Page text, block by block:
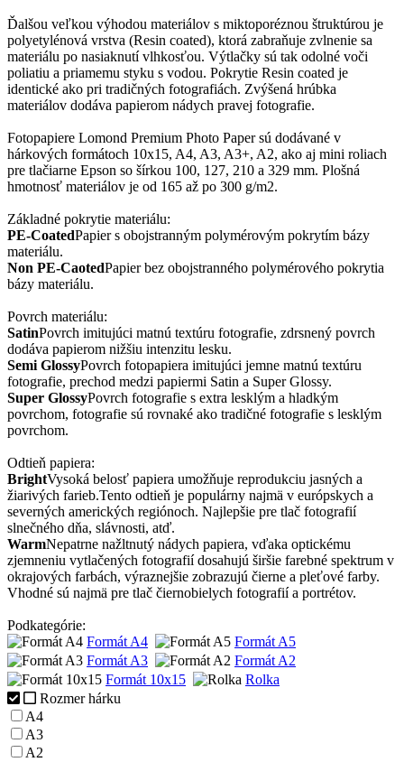
Ďalšou veľkou výhodou materiálov s miktoporéznou štruktúrou je
polyetylénová vrstva (Resin coated), ktorá zabraňuje zvlnenie sa
materiálu po nasiaknutí vlhkosťou. Výtlačky sú tak odolné voči
poliatiu a priamemu styku s vodou. Pokrytie Resin coated je
identické ako pri tradičných fotografiách. Zvýšená hrúbka
materiálov dodáva papierom nádych pravej fotografie.
Fotopapiere Lomond Premium Photo Paper sú dodávané v
hárkových formátoch 10x15, A4, A3, A3+, A2, ako aj mini roliach
pre tlačiarne Epson so šírkou 100, 127, 210 a 329 mm. Plošná
hmotnosť materiálov je od 165 až po 300 g/m2.
Základné pokrytie materiálu:
PE-CoatedPapier s obojstranným polymérovým pokrytím bázy
materiálu.
Non PE-CaotedPapier bez obojstranného polymérového pokrytia
bázy materiálu.
Povrch materiálu:
SatinPovrch imitujúci matnú textúru fotografie, zdrsnený povrch
dodáva papierom nižšiu intenzitu lesku.
Semi GlossyPovrch fotopapiera imitujúci jemne matnú textúru
fotografie, prechod medzi papiermi Satin a Super Glossy.
Super GlossyPovrch fotografie s extra lesklým a hladkým
povrchom, fotografie sú rovnaké ako tradičné fotografie s lesklým
povrchom.
Odtieň papiera:
BrightVysoká belosť papiera umožňuje reprodukciu jasných a
žiarivých farieb.Tento odtieň je populárny najmä v európskych a
severných amerických regiónoch. Najlepšie pre tlač fotografií
slnečného dňa, slávnosti, atď.
WarmNepatrne nažltnutý nádych papiera, vďaka optickému
zjemneniu vytlačených fotografií dosahujú širšie farebné spektrum v
okrajových farbách, výraznejšie zobrazujú čierne a pleťové farby.
Vhodné sú najmä pre tlač čiernobielych fotografií a portrétov.
Podkategórie:
Formát A4
Formát A5
Formát A3
Formát A2
Formát 10x15
Rolka
Rozmer hárku
A4
A3
A2